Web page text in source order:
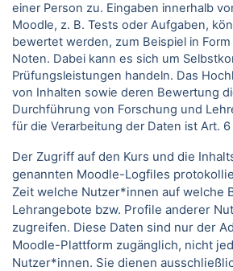
einer Person zu. Eingaben innerhalb
Moodle, z. B. Tests oder Aufgaben,
bewertet werden, zum Beispiel in
Noten. Dabei kann es sich um
Prüfungsleistungen handeln. Das
von Inhalten sowie deren Bewertung
Durchführung von Forschung und
für die Verarbeitung der Daten ist Art. 6
Der Zugriff auf den Kurs und die
genannten Moodle-Logfiles
Zeit welche Nutzer*innen auf welche
Lehrangebote bzw. Profile anderer
zugreifen. Diese Daten sind nur der
Moodle-Plattform zugänglich, nicht
Nutzer*innen. Sie dienen